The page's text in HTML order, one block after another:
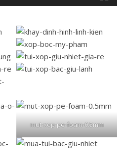
mut-xop-pe-foam-0.5mm